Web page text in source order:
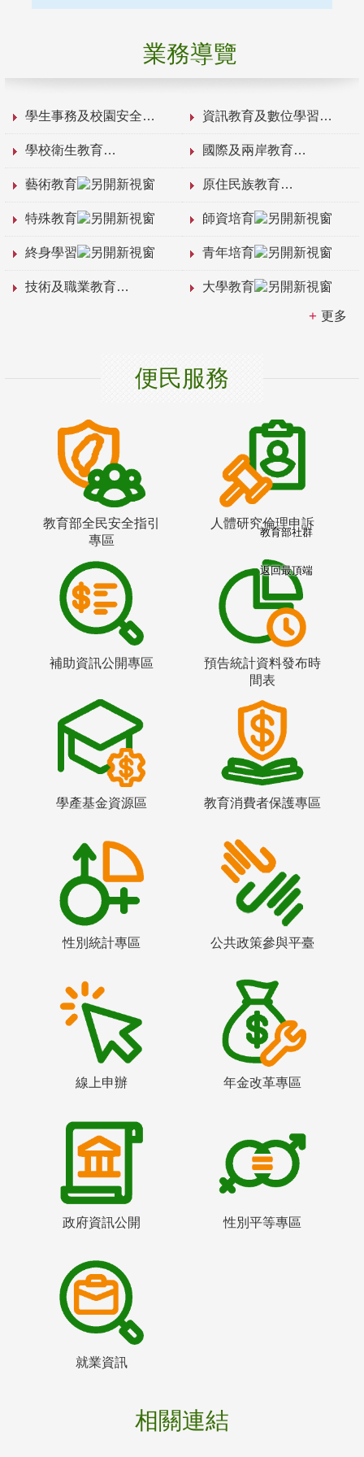
業務導覽
學生事務及校園安全 資訊教育及數位學習
學校衛生教育 國際及兩岸教育
藝術教育 原住民族教育
特殊教育 師資培育
終身學習 青年培育
技術及職業教育 大學教育
更多
便民服務
教育部全民安全指引
專區
人體研究倫理申訴
補助資訊公開專區
預告統計資料發布時
間表
學產基金資源區 教育消費者保護專區
性別統計專區 公共政策參與平臺
線上申辦 年金改革專區
政府資訊公開 性別平等專區
就業資訊
相關連結
教育部社群
返回最頂端